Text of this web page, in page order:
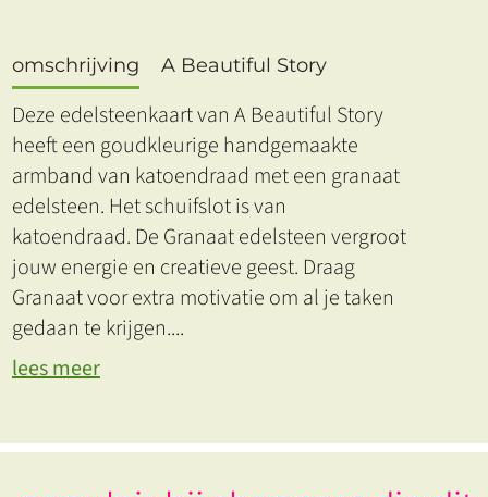
omschrijving A Beautiful Story
Deze edelsteenkaart van A Beautiful Story
heeft een goudkleurige handgemaakte
armband van katoendraad met een granaat
edelsteen. Het schuifslot is van
katoendraad. De Granaat edelsteen vergroot
jouw energie en creatieve geest. Draag
Granaat voor extra motivatie om al je taken
gedaan te krijgen....
lees meer